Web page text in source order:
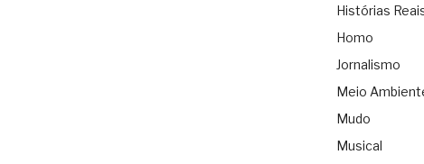
Histórias
Homo
Jornalismo
Meio
Mudo
Musical